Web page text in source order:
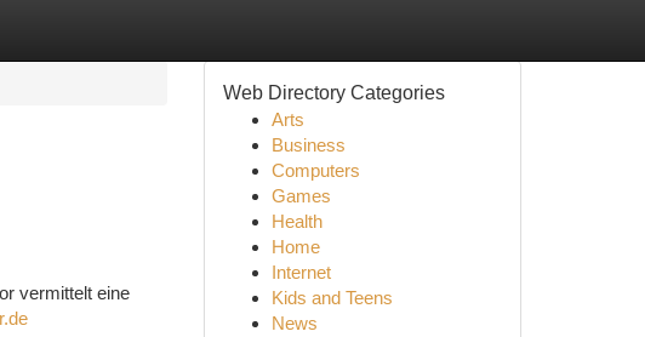
vermittelt eine
Web Directory Categories
Arts
Business
Computers
Games
Health
Home
Internet
Kids and Teens
News